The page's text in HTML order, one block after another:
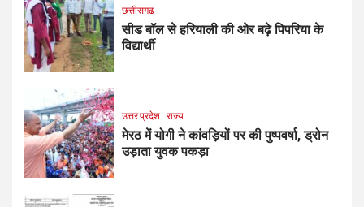
छत्तीसगढ
सीड बॉल से हरियाली की ओर बढ़े पिपरिया के
विद्यार्थी
उत्तर प्रदेश राज्य
मेरठ में योगी ने कांवड़ियों पर की पुष्पवर्षा, ड्रोन
उड़ाता युवक पकड़ा